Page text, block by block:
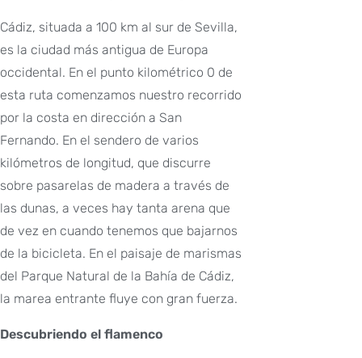
Cádiz, situada a 100 km al sur de Sevilla,
es la ciudad más antigua de Europa
occidental. En el punto kilométrico 0 de
esta ruta comenzamos nuestro recorrido
por la costa en dirección a San
Fernando. En el sendero de varios
kilómetros de longitud, que discurre
sobre pasarelas de madera a través de
las dunas, a veces hay tanta arena que
de vez en cuando tenemos que bajarnos
de la bicicleta. En el paisaje de marismas
del Parque Natural de la Bahía de Cádiz,
la marea entrante fluye con gran fuerza.
Descubriendo el flamenco